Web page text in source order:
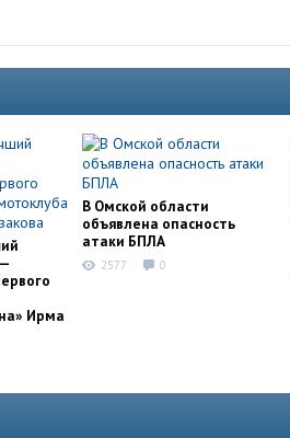
Ирма
В Омской области
объявлена опасность
атаки БПЛА
2577 0